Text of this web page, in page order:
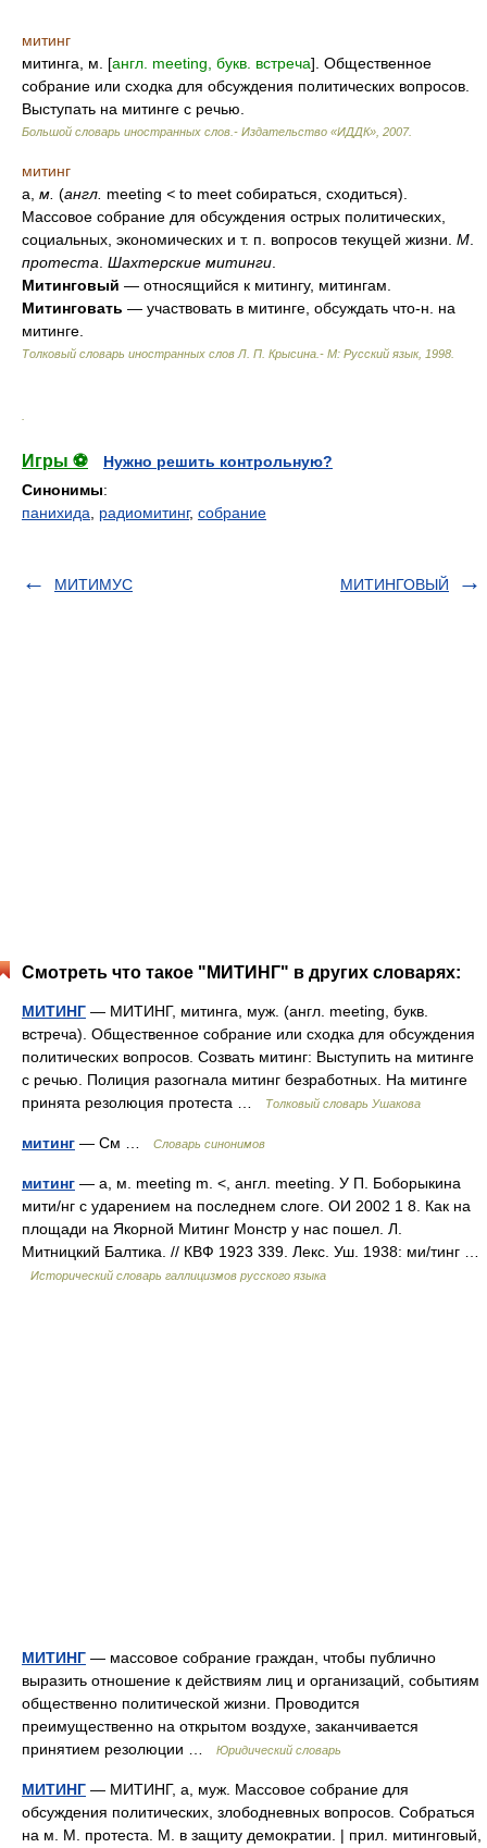
митинг
митинга, м. [англ. meeting, букв. встреча]. Общественное
собрание или сходка для обсуждения политических вопросов.
Выступать на митинге с речью.
Большой словарь иностранных слов.- Издательство «ИДДК» 2007.
митинг
а, м. (англ. meeting < to meet собираться, сходиться).
Массовое собрание для обсуждения острых политических,
социальных, экономических и т. п. вопросов текущей жизни. М
протеста Шахтерские митинги
Митинговый — относящийся к митингу, митингам.
Митинговать — участвовать в митинге, обсуждать что-н. на
митинге.
Толковый словарь иностранных слов Л. П. Крысина.- М: Русский язык, 1998
Игры ⚽
Нужно решить контрольную?
Синонимы:
панихида
радиомитинг, собрание
МИТИМУС МИТИНГОВЫЙ
Смотреть что такое "МИТИНГ" в других словарях:
МИТИНГ — МИТИНГ, митинга, муж. (англ. meeting, букв.
встреча). Общественное собрание или сходка для обсуждения
политических вопросов. Созвать митинг: Выступить на митинге
с речью. Полиция разогнала митинг безработных. На митинге
принята резолюция протеста …
Толковый словарь Ушакова
митинг — См … Словарь синонимов
митинг — а, м. meeting m. <, англ. meeting. У П. Боборыкина
мити/нг с ударением на последнем слоге. ОИ 2002 1 8. Как на
площади на Якорной Митинг Монстр у нас пошел. Л.
Митницкий Балтика. // КВФ 1923 339. Лекс. Уш. 1938: ми/тинг …
Исторический словарь галлицизмов русского языка
МИТИНГ — массовое собрание граждан, чтобы публично
выразить отношение к действиям лиц и организаций, событиям
общественно политической жизни. Проводится
преимущественно на открытом воздухе, заканчивается
принятием резолюции …
Юридический словарь
МИТИНГ — МИТИНГ, а, муж. Массовое собрание для
обсуждения политических, злободневных вопросов. Собраться
на м. М. протеста. М. в защиту демократии. | прил. митинговый,